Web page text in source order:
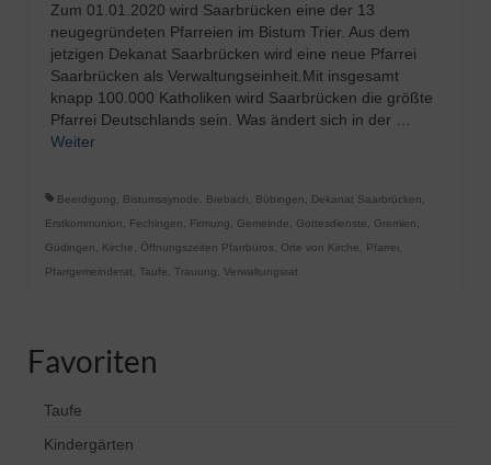
Zum 01.01.2020 wird Saarbrücken eine der 13
neugegründeten Pfarreien im Bistum Trier. Aus dem
jetzigen Dekanat Saarbrücken wird eine neue Pfarrei
Saarbrücken als Verwaltungseinheit.Mit insgesamt
knapp 100.000 Katholiken wird Saarbrücken die größte
Pfarrei Deutschlands sein. Was ändert sich in der …
Weiter
Beerdigung Bistumssynode Brebach Bübingen Dekanat Saarbrücken
Erstkommunion
Fechingen Firmung Gemeinde Gottesdienste Gremien
Güdingen
Kirche Öffnungszeiten Pfarrbüros Orte von Kirche Pfarrei
Pfarrgemeinderat
Taufe Trauung Verwaltungsrat
Favoriten
Taufe
Kindergärten